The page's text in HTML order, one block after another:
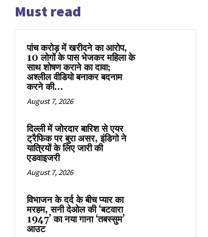
Must read
पांच करोड़ में खरीदने का आरोप,
10 लोगों के पास भेजकर महिला के
साथ शोषण कराने का दावा;
अश्लील वीडियो बनाकर बदनाम
करने की...
August 7, 2026
दिल्ली में जोरदार बारिश से एयर
ट्रैफिक पर बुरा असर, इंडिगो ने
यात्रियों के लिए जारी की
एडवाइजरी
August 7, 2026
विभाजन के दर्द के बीच प्यार का
मरहम, सनी देओल की ‘बटवारा
1947’ का नया गाना ‘तबस्सुम’
आउट